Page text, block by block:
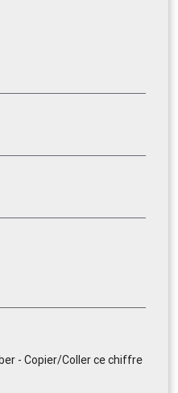
- Copier/Coller ce chiffre